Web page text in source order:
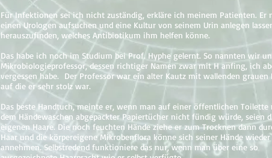
Für Infektionen sei ich nicht zuständig, erkläre ich meinem Patienten. Er
einen Urologen aufsuchen und eine Kultur von seinem Urin anlegen
herauszufinden, welches Antibiotikum ihm helfen könne.
Das habe ich noch im Studium bei Prof. Hyphe gelernt. So nannten wir
Mikrobiologieprofessor, dessen richtiger Namen zwar mit H anfing, ich
vergessen habe. Der Professor war ein alter Kautz mit wallenden grauen
auf die er sehr stolz war.
Das beste Handtuch, meinte er, wenn man auf einer öffentlichen Toilette
dem Händewaschen abgepackter Papiertücher nicht fündig würde, seien
eigenen Haare. Die noch feuchten Hände ziehe er zum Trocknen dann
Haar und die körpereigene Mikrobenflora könne sich seiner Hände wieder
annehmen. Selbstredend funktioniere das nur, wenn man über eine so